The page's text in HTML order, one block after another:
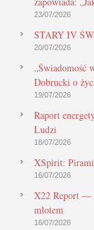
23/07/2026
STARY IV
20/07/2026
„Świadomość
Dobrucki o
19/07/2026
Raport
Ludzi
18/07/2026
XSpirit:
16/07/2026
X22 Report —
młotem
16/07/2026